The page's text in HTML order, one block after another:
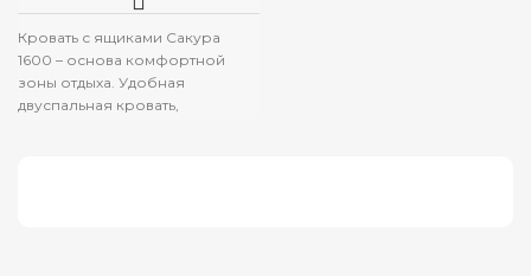
Кровать с ящиками Сакура
1600 – основа комфортной
зоны отдыха. Удобная
двуспальная кровать,